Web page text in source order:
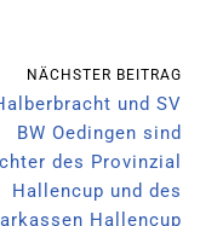
NÄCHSTER BEITRAG
und SV
BW Oedingen sind
des Provinzial
Hallencup und des
Hallencup